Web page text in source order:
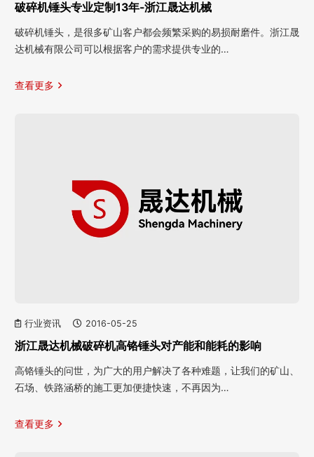
破碎机锤头专业定制13年-浙江晟达机械
破碎机锤头，是很多矿山客户都会频繁采购的易损耐磨件。浙江晟
达机械有限公司可以根据客户的需求提供专业的…
查看更多
行业资讯 2016-05-25
浙江晟达机械破碎机高铬锤头对产能和能耗的影响
高铬锤头的问世，为广大的用户解决了各种难题，让我们的矿山、
石场、铁路涵桥的施工更加便捷快速，不再因为…
查看更多